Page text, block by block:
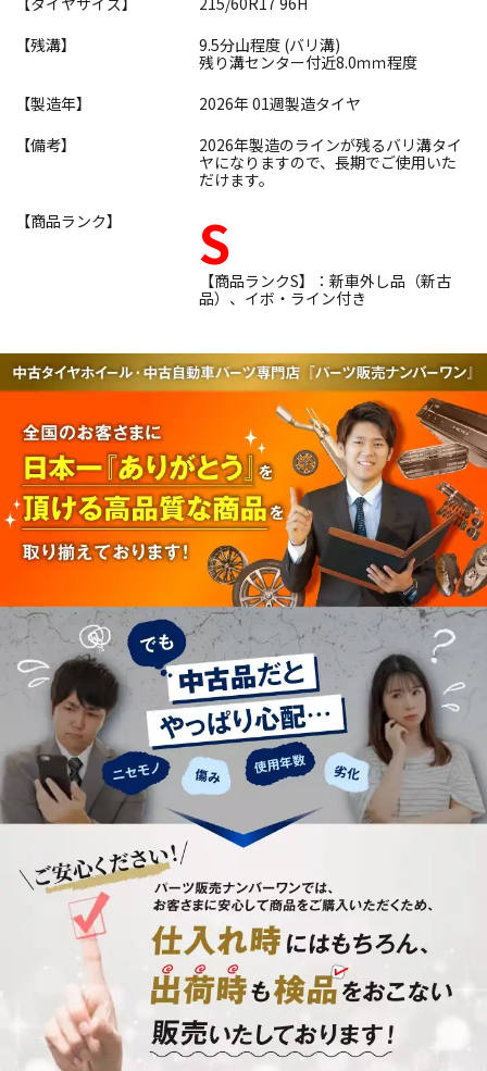
【残溝】
9.5分山程度 (バリ溝)
残り溝センター付近8.0ｍｍ程度
【製造年】
2026年 01週製造タイヤ
【備考】
2026年製造のラインが残るバリ溝タイ
ヤになりますので、長期でご使用いた
だけます。
【商品ランク】
S
【商品ランクS】：新車外し品（新古
品）、イボ・ライン付き